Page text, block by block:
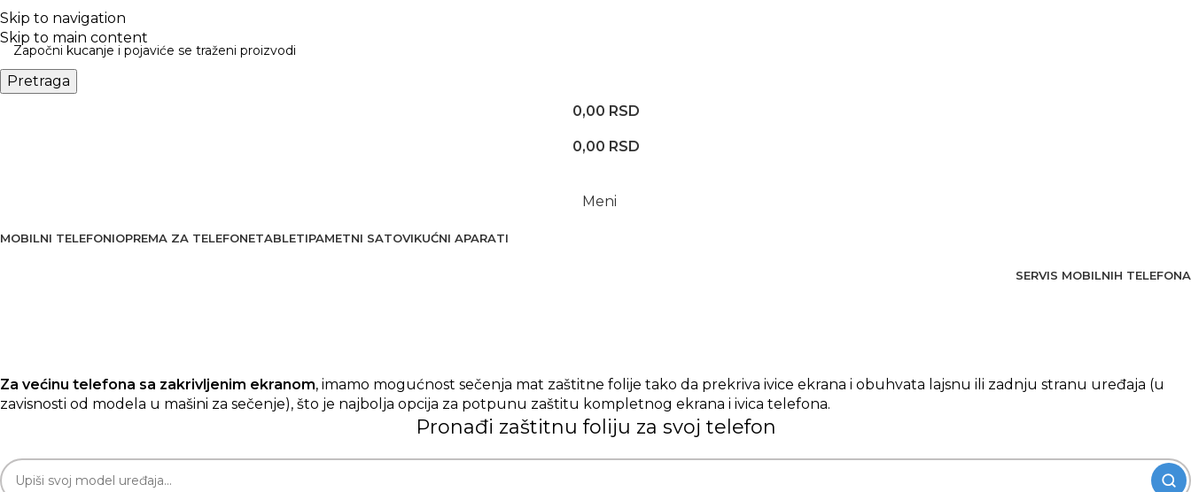
Skip to navigation
Skip to main content
Pretraga
0,00 RSD
0,00 RSD
Meni
MOBILNI TELEFONIOPREMA ZA TELEFONETABLETIPAMETNI SATOVIKUĆNI APARATI
SERVIS MOBILNIH TELEFONA
Za većinu telefona sa zakrivljenim ekranom, imamo mogućnost sečenja mat zaštitne folije tako da prekriva ivice ekrana i obuhvata lajsnu ili zadnju stranu uređaja (u
zavisnosti od modela u mašini za sečenje), što je najbolja opcija za potpunu zaštitu kompletnog ekrana i ivica telefona.
Pronađi zaštitnu foliju za svoj telefon